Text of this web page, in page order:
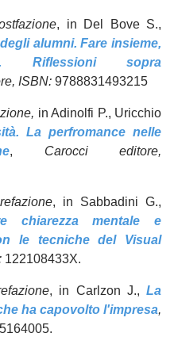
, in Del Bove S.,
alumni. Fare insieme,
Riflessioni sopra
ISBN: 9788831493215
in Adinolfi P., Uricchio
La perfromance nelle
, Carocci editore,
, in Sabbadini G.,
chiarezza mentale e
le tecniche del Visual
122108433X.
, in Carlzon J.,La
ha capovolto l'impresa,